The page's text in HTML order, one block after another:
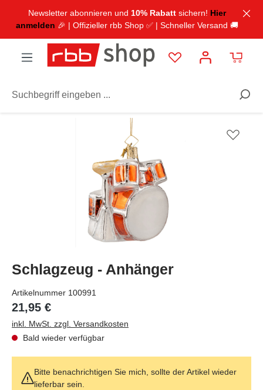
springen
Newsletter abonnieren und 10% Rabattsichern! Hier
anmelden 🎉 | Offizieller rbb Shop ✅ | Schneller Versand 🚚
Ausstattung Dekoration
Schlagzeug - Anhänger
Artikelnummer 100991
21,95 €
inkl. MwSt. zzgl. Versandkosten
Bald wieder verfügbar
Bitte benachrichtigen Sie mich, sollte der Artikel wieder
lieferbar sein.